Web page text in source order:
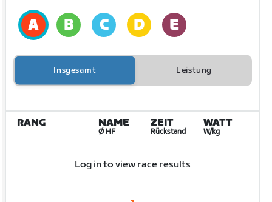
Insgesamt Leistung
RANG NAME
Ø HF
ZEIT
Rückstand
WATT
W/kg
Log in to view race results